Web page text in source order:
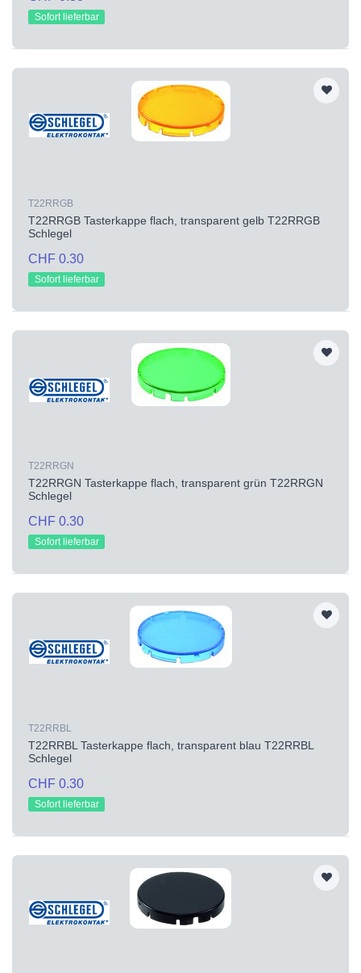
Sofort lieferbar
T22RRGB
T22RRGB Tasterkappe flach, transparent gelb T22RRGB
Schlegel
CHF 0.30
Sofort lieferbar
T22RRGN
T22RRGN Tasterkappe flach, transparent grün T22RRGN
Schlegel
CHF 0.30
Sofort lieferbar
T22RRBL
T22RRBL Tasterkappe flach, transparent blau T22RRBL
Schlegel
CHF 0.30
Sofort lieferbar